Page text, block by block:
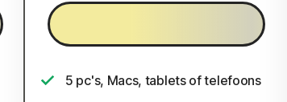
5 pc's, Macs, tablets of telefoons